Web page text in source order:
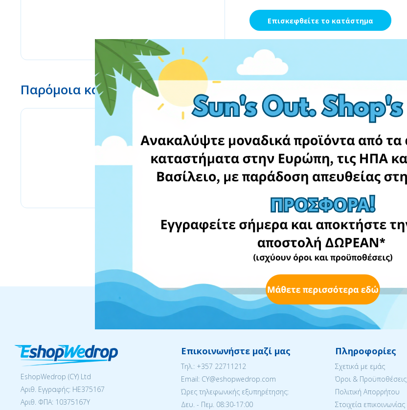
Επισκεφθείτε το κατάστημα
Παρόμοια καταστήματα
www.ebay.com
EshopWedrop (CY) Ltd
Αριθ. Εγγραφής: ΗΕ375167
Αριθ. ΦΠΑ: 10375167Y
Επικοινωνήστε μαζί μας
Tηλ.: +357 22711212
Email: CY@eshopwedrop.com
Ώρες τηλεφωνικής εξυπηρέτησης:
Δευ. - Πεμ. 08:30-17:00
Πληροφορίες
Σχετικά με εμάς
Όροι & Προϋποθέσεις
Πολιτική Απορρήτου
Στοιχεία επικοινωνίας